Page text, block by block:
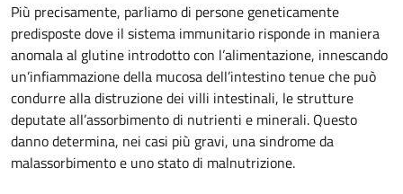
Più precisamente, parliamo di persone geneticamente
predisposte dove il sistema immunitario risponde in maniera
anomala al glutine introdotto con l’alimentazione, innescando
un’infiammazione della mucosa dell’intestino tenue che può
condurre alla distruzione dei villi intestinali, le strutture
deputate all’assorbimento di nutrienti e minerali. Questo
danno determina, nei casi più gravi, una sindrome da
malassorbimento e uno stato di malnutrizione.